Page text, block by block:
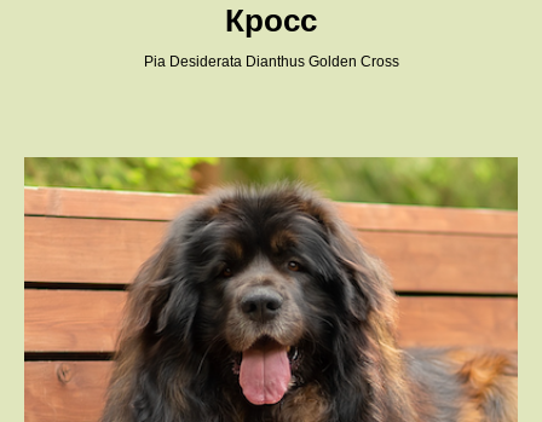
Кросс
Pia Desiderata Dianthus Golden Cross